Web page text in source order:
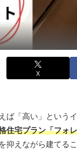
X
ば「高い」という
住宅プラン「フォ
抑えながら建てる